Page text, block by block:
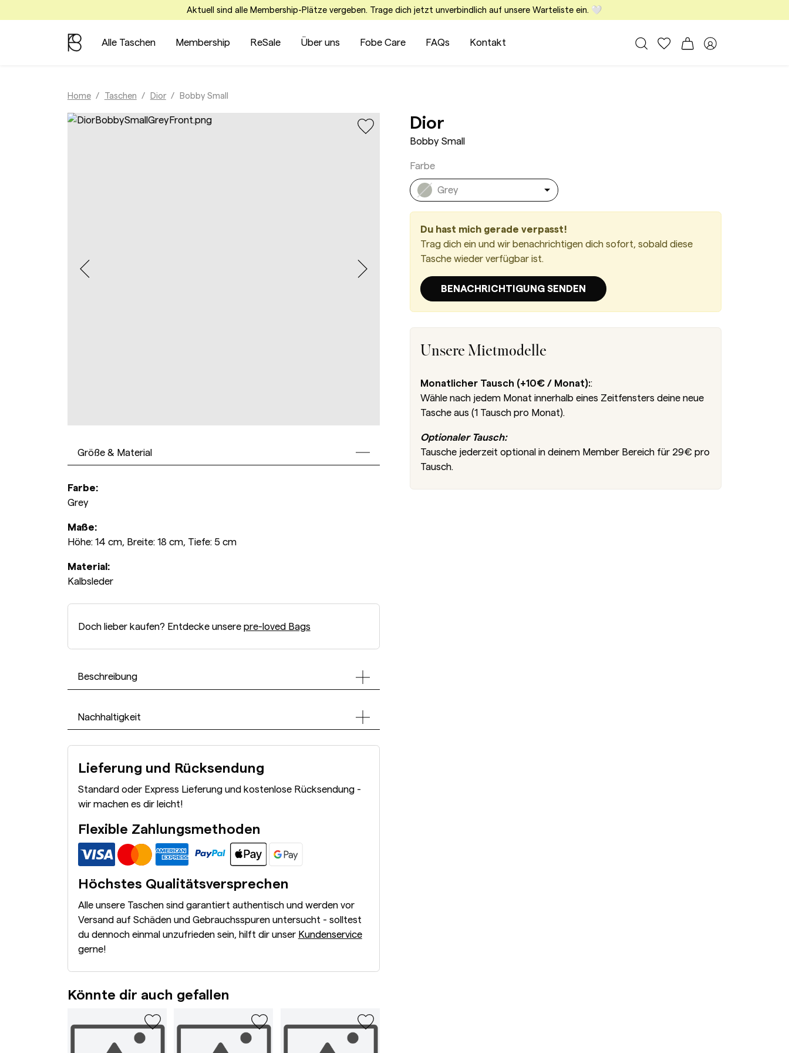
Aktuell sind alle Membership-Plätze vergeben. Trage dich jetzt unverbindlich auf unsere Warteliste ein. 🤍
Alle Taschen Membership ReSale Über uns Fobe Care FAQs Kontakt Alle Taschen
Meine Favoriten
WarenkorbMember Bereich
Home Taschen Dior Bobby Small
Größe & Material
Farbe:
Grey
Maße:
Höhe: 14 cm, Breite: 18 cm, Tiefe: 5 cm
Material:
Kalbsleder
Doch lieber kaufen? Entdecke unsere pre-loved Bags
Beschreibung
Nachhaltigkeit
Lieferung und Rücksendung
Standard oder Express Lieferung und kostenlose Rücksendung -
wir machen es dir leicht!
Flexible Zahlungsmethoden
Höchstes Qualitätsversprechen
Alle unsere Taschen sind garantiert authentisch und werden vor
Versand auf Schäden und Gebrauchsspuren untersucht - solltest
du dennoch einmal unzufrieden sein, hilft dir unser Kundenservice
gerne!
Könnte dir auch gefallen
DiorBobby Small Grey
Bobby Small
Farbe
Grey
Du hast mich gerade verpasst!
Trag dich ein und wir benachrichtigen dich sofort, sobald diese
Tasche wieder verfügbar ist.
BENACHRICHTIGUNG SENDEN
Unsere Mietmodelle
Monatlicher Tausch (+10€ / Monat)::
Wähle nach jedem Monat innerhalb eines Zeitfensters deine neue
Tasche aus (1 Tausch pro Monat).
Optionaler Tausch:
Tausche jederzeit optional in deinem Member Bereich für 29€ pro
Tausch.